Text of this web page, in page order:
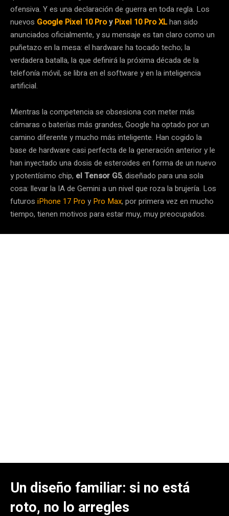
ofensiva. Y es una declaración de guerra en toda regla. Los
nuevos Google Pixel 10 ProyPixel 10 Pro XLhan sido
anunciados oficialmente, y su mensaje es tan claro como un
puñetazo en la mesa: el hardware ha tocado techo; la
verdadera batalla, la que definirá la próxima década de la
telefonía móvil, se libra en el software y en la inteligencia
artificial.
Mientras la competencia se obsesiona con meter más
cámaras o baterías más grandes, Google ha optado por un
camino diferente y mucho más inteligente. Han cogido la
base de hardware casi perfecta de la generación anterior y le
han inyectado una dosis de esteroides en forma de un nuevo
y potentísimo chip, el Tensor G5, diseñado para una sola
cosa: llevar la IA de Gemini a un nivel que roza la brujería. Los
futuros iPhone 17 Pro y Pro Max, por primera vez en mucho
tiempo, tienen motivos para estar muy, muy preocupados.
Un diseño familiar: si no está
roto, no lo arregles